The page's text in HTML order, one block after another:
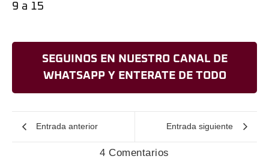
9 a 15
SEGUINOS EN NUESTRO CANAL DE
WHATSAPP Y ENTERATE DE TODO
Entrada anterior Entrada siguiente
4 Comentarios